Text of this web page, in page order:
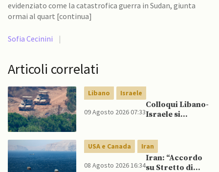
evidenziato come la catastrofica guerra in Sudan, giunta
ormai al quart [continua]
Sofia Cecinini |
Articoli correlati
Libano Israele
09 Agosto 2026 07:33
Colloqui Libano-
Israele si
dopo raid
israeliani nel Sud
USA e Canada Iran
08 Agosto 2026 16:34
Iran: “Accordo
su Stretto di